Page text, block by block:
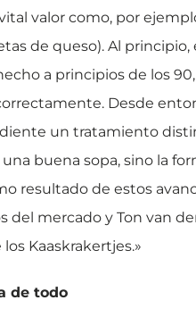
valor como, por
de queso). Al
a principios de los
Desde
un tratamiento
buena sopa, sino la
resultado de estos
del mercado y Ton van
Kaaskrakertjes.»
de todo